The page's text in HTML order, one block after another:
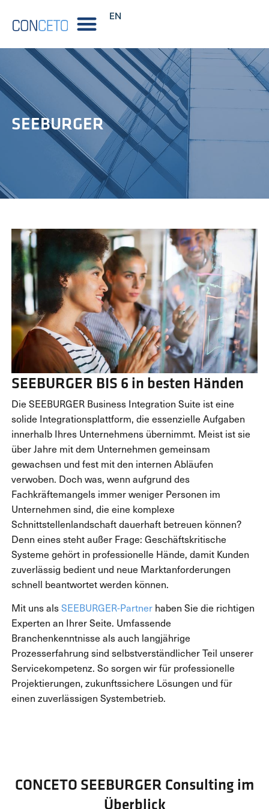
EN
SEEBURGER
SEEBURGER BIS 6 in besten Händen
Die SEEBURGER Business Integration Suite ist eine
solide Integrationsplattform, die essenzielle Aufgaben
innerhalb Ihres Unternehmens übernimmt. Meist ist sie
über Jahre mit dem Unternehmen gemeinsam
gewachsen und fest mit den internen Abläufen
verwoben. Doch was, wenn aufgrund des
Fachkräftemangels immer weniger Personen im
Unternehmen sind, die eine komplexe
Schnittstellenlandschaft dauerhaft betreuen können?
Denn eines steht außer Frage: Geschäftskritische
Systeme gehört in professionelle Hände, damit Kunden
zuverlässig bedient und neue Marktanforderungen
schnell beantwortet werden können.
Mit uns alsSEEBURGER-Partnerhaben Sie die richtigen
Experten an Ihrer Seite. Umfassende
Branchenkenntnisse als auch langjährige
Prozesserfahrung sind selbstverständlicher Teil unserer
Servicekompetenz. So sorgen wir für professionelle
Projektierungen, zukunftssichere Lösungen und für
einen zuverlässigen Systembetrieb.
CONCETO SEEBURGER Consulting im
Überblick